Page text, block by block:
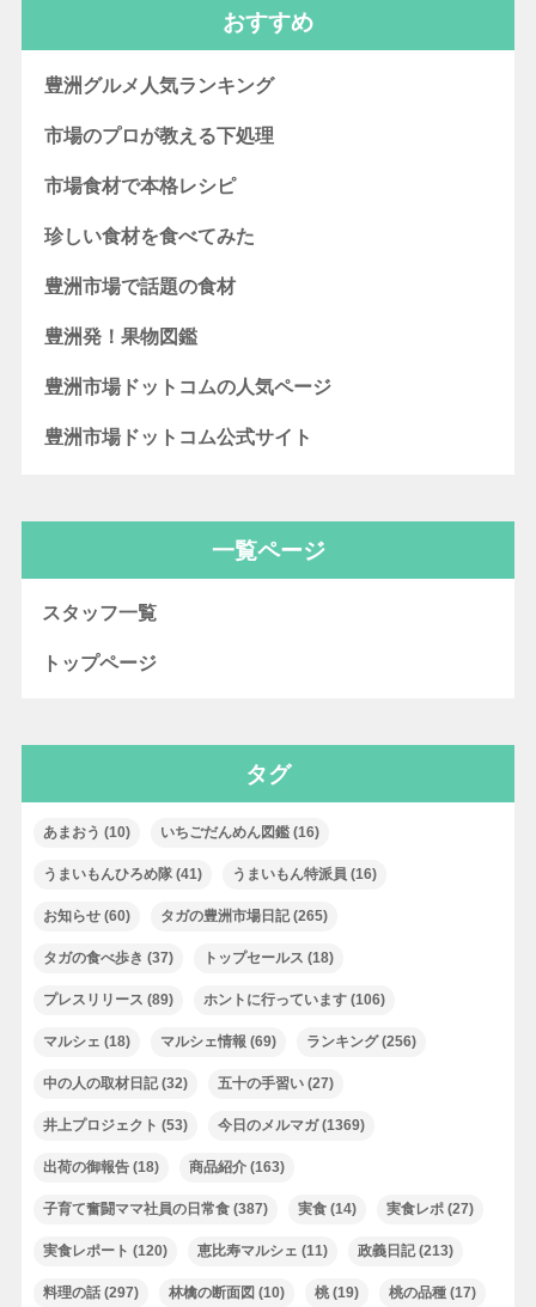
おすすめ
豊洲グルメ人気ランキング
市場のプロが教える下処理
市場食材で本格レシピ
珍しい食材を食べてみた
豊洲市場で話題の食材
豊洲発！果物図鑑
豊洲市場ドットコムの人気ページ
豊洲市場ドットコム公式サイト
一覧ページ
スタッフ一覧
トップページ
タグ
あまおう (10) いちごだんめん図鑑(16)
うまいもんひろめ隊(41) うまいもん特派員 (16)
お知らせ(60) タガの豊洲市場日記(265)
タガの食べ歩き (37) トップセールス (18)
プレスリリース (89) ホントに行っています(106)
マルシェ (18) マルシェ情報 (69) ランキング(256)
中の人の取材日記(32) 五十の手習い(27)
井上プロジェクト (53) 今日のメルマガ(1369)
出荷の御報告(18) 商品紹介(163)
子育て奮闘ママ社員の日常食(387) 実食(14) 実食レポ(27)
実食レポート (120) 恵比寿マルシェ (11) 政義日記(213)
料理の話(297) 林檎の断面図 (10) 桃(19) 桃の品種(17)